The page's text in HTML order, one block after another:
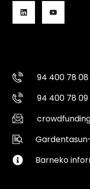
94 400 78 08
94 400 78 09
Barneko